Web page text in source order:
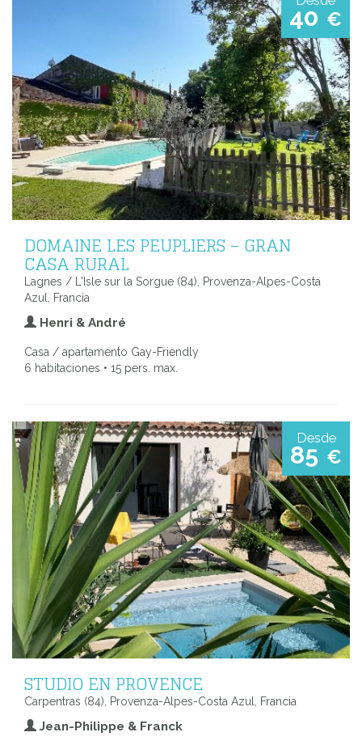
40 €
DOMAINE LES PEUPLIERS – GRAN
CASA RURAL
Lagnes / L'Isle sur la Sorgue (84), Provenza-Alpes-Costa
Azul, Francia
Henri & André
Casa / apartamento Gay-Friendly
6 habitaciones • 15 pers. max.
Desde
85 €
STUDIO EN PROVENCE
Carpentras (84), Provenza-Alpes-Costa Azul, Francia
Jean-Philippe & Franck